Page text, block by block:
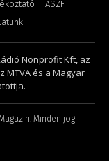
ÁSZF
Nonprofit Kft, az
MTVA és a Magyar
Minden jog